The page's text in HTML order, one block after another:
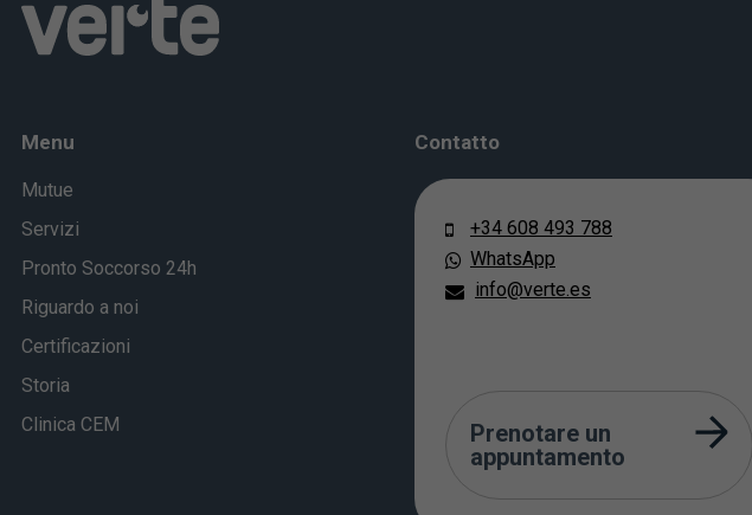
Menu
Mutue
Servizi
Pronto Soccorso 24h
Riguardo a noi
Certificazioni
Storia
Clinica CEM
Contatto
+34 608 493 788
WhatsApp
info@verte.es
Prenotare un
appuntamento